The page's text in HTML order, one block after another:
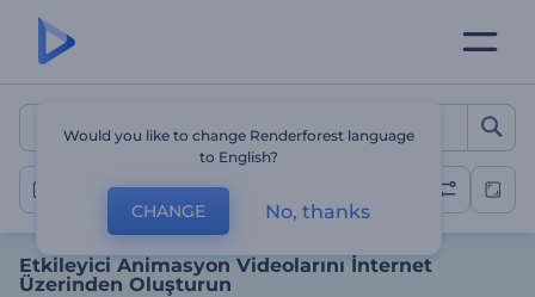
Etkileyici Animasyon
Animasyon Videoları
Etkileyici Animasyon Videolarını İnternet
Üzerinden Oluşturun
Would you like to change Renderforest language
to English?
CHANGE No, thanks